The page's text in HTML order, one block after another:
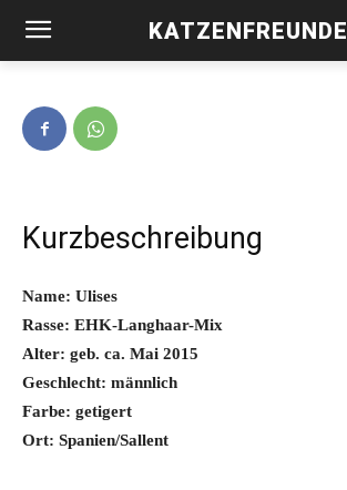
KATZENFREUNDE
Ulises -vermittelt-
Kurzbeschreibung
Name: Ulises
Rasse: EHK-Langhaar-Mix
Alter: geb. ca. Mai 2015
Geschlecht: männlich
Farbe: getigert
Ort: Spanien/Sallent